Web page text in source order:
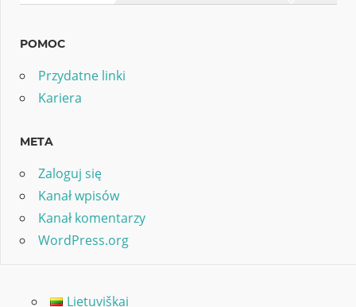
POMOC
Przydatne linki
Kariera
META
Zaloguj się
Kanał wpisów
Kanał komentarzy
WordPress.org
Lietuviškai